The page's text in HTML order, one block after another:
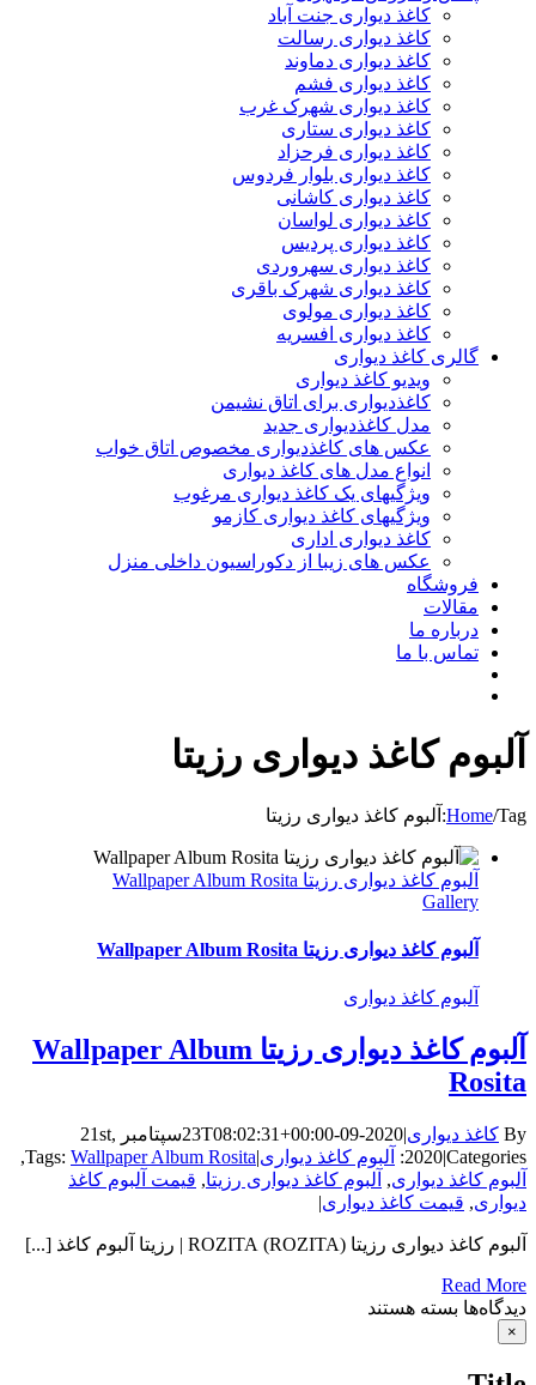
کاغذ دیواری جنت آباد
کاغذ دیواری رسالت
کاغذ دیواری دماوند
کاغذ دیواری فشم
کاغذ دیواری شهرک غرب
کاغذ دیواری ستاری
کاغذ دیواری فرحزاد
کاغذ دیواری بلوار فردوس
کاغذ دیواری کاشانی
کاغذ دیواری لواسان
کاغذ دیواری پردیس
کاغذ دیواری سهروردی
کاغذ دیواری شهرک باقری
کاغذ دیواری مولوی
کاغذ دیواری افسریه
گالری کاغذ دیواری
ویدیو کاغذ دیواری
کاغذدیواری برای اتاق نشیمن
مدل کاغذدیواری جدید
عکس های کاغذدیواری مخصوص اتاق خواب
انواع مدل های کاغذ دیواری
ویژگیهای یک کاغذ دیواری مرغوب
ویژگیهای کاغذ دیواری کازمو
کاغذ دیواری اداری
عکس های زیبا از دکوراسیون داخلی منزل
فروشگاه
مقالات
درباره ما
تماس با ما
آلبوم کاغذ دیواری رزیتا
Home/Tag: آلبوم کاغذ دیواری رزیتا
آلبوم کاغذ دیواری رزیتا Wallpaper Album Rosita
Gallery
آلبوم کاغذ دیواری رزیتا Wallpaper Album Rosita
آلبوم کاغذ دیواری
آلبوم کاغذ دیواری رزیتا Wallpaper Album
Rosita
By کاغذ دیواری|
2020-09-23T08:02:31+00:00
سپتامبر 21st,
2020|Categories: آلبوم کاغذ دیواری|
Tags: Wallpaper Album Rosita
,
آلبوم کاغذ دیواری, آلبوم کاغذ دیواری رزیتا, قیمت آلبوم کاغذ
دیواری, قیمت کاغذ دیواری|
آلبوم کاغذ دیواری رزیتا (ROZITA) ROZITA | رزیتا آلبوم کاغذ [...]
Read More
دیدگاه‌ها برای
بسته هستند
Close
product
×